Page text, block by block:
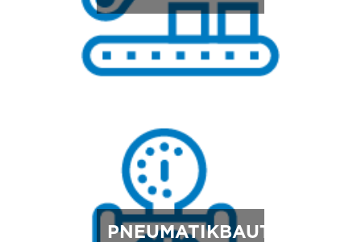
PNEUMATIKBAUTEILE